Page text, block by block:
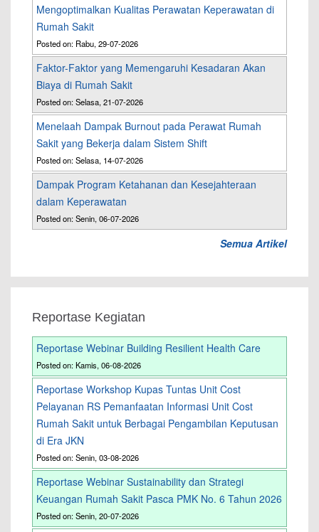
Mengoptimalkan Kualitas Perawatan Keperawatan di
Rumah Sakit
Posted on: Rabu, 29-07-2026
Faktor-Faktor yang Memengaruhi Kesadaran Akan
Biaya di Rumah Sakit
Posted on: Selasa, 21-07-2026
Menelaah Dampak Burnout pada Perawat Rumah
Sakit yang Bekerja dalam Sistem Shift
Posted on: Selasa, 14-07-2026
Dampak Program Ketahanan dan Kesejahteraan
dalam Keperawatan
Posted on: Senin, 06-07-2026
Semua Artikel
Reportase Kegiatan
Reportase Webinar Building Resilient Health Care
Posted on: Kamis, 06-08-2026
Reportase Workshop Kupas Tuntas Unit Cost
Pelayanan RS Pemanfaatan Informasi Unit Cost
Rumah Sakit untuk Berbagai Pengambilan Keputusan
di Era JKN
Posted on: Senin, 03-08-2026
Reportase Webinar Sustainability dan Strategi
Keuangan Rumah Sakit Pasca PMK No. 6 Tahun 2026
Posted on: Senin, 20-07-2026